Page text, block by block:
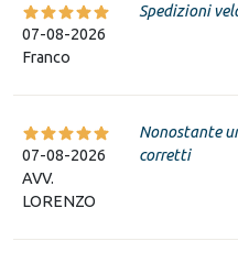
07-08-2026
Franco
Spedizioni
07-08-2026
AVV.
LORENZO
Nonostante
corretti